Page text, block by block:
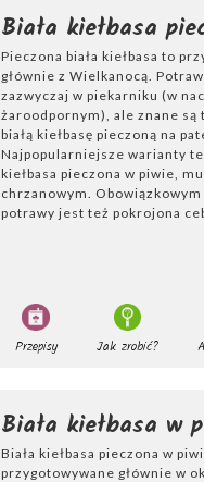
Biała kiełbasa
Pieczona biała kiełbasa to
głównie z Wielkanocą.
zazwyczaj w piekarniku (w
żaroodpornym), ale znane są
białą kiełbasę pieczoną na
Najpopularniejsze warianty
kiełbasa pieczona w piwie,
chrzanowym.
potrawy jest też pokrojona
Przepisy Jak zrobić?
Biała kiełbasa w
Biała kiełbasa pieczona w
przygotowywane głównie w